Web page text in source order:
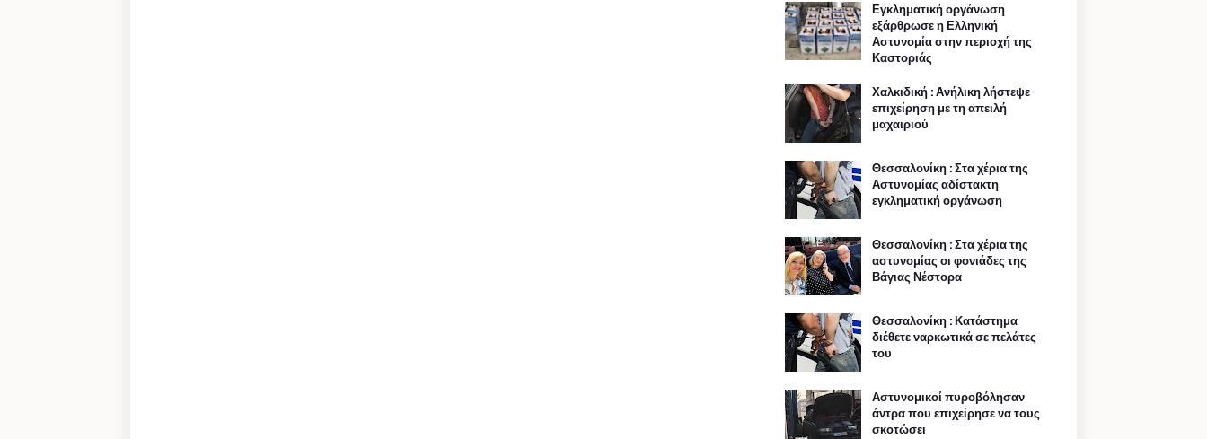
Εγκληματική οργάνωση
εξάρθρωσε η Ελληνική
Αστυνομία στην περιοχή της
Καστοριάς
Χαλκιδική : Ανήλικη λήστεψε
επιχείρηση με τη απειλή
μαχαιριού
Θεσσαλονίκη : Στα χέρια της
Αστυνομίας αδίστακτη
εγκληματική οργάνωση
Θεσσαλονίκη : Στα χέρια της
αστυνομίας οι φονιάδες της
Βάγιας Νέστορα
Θεσσαλονίκη : Κατάστημα
διέθετε ναρκωτικά σε πελάτες
του
Αστυνομικοί πυροβόλησαν
άντρα που επιχείρησε να τους
σκοτώσει